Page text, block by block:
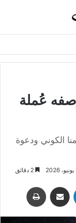
عُملة
الكوني ودعوة
تيلقرام مشاركة عبر البريد